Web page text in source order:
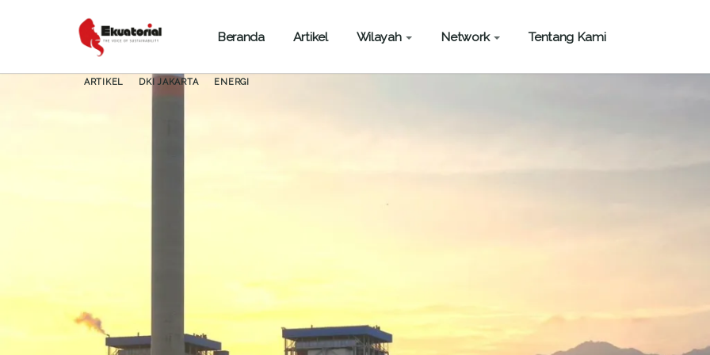
Beranda Artikel Wilayah Network Tentang Kami
ARTIKEL DKI JAKARTA ENERGI